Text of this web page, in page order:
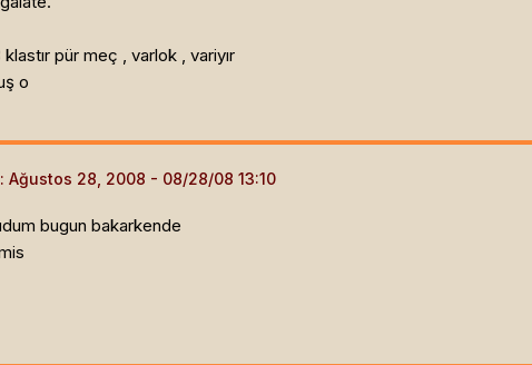
pür meç , varlok , variyır
o
Ağustos 28, 2008
bugun bakarkende